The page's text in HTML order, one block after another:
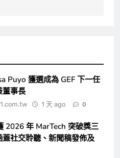
Puyo 獲選成為 GEF 下一任
董事長
1 天 ago 0
2026 年 MarTech 突破獎三
蓋社交聆聽、新聞稿發佈及